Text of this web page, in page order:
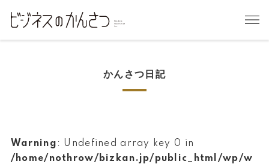
かんさつ日記
Warning : Undefined array key 0 in
/home/nothrow/bizkan.jp/public_html/wp/w